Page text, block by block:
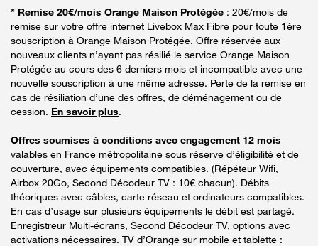
* Remise 20€/mois Orange Maison Protégée : 20€/mois de
remise sur votre offre internet Livebox Max Fibre pour toute 1ère
souscription à Orange Maison Protégée. Offre réservée aux
nouveaux clients n’ayant pas résilié le service Orange Maison
Protégée au cours des 6 derniers mois et incompatible avec une
nouvelle souscription à une même adresse. Perte de la remise en
cas de résiliation d’une des offres, de déménagement ou de
cession. En savoir plus.
Offres soumises à conditions avec engagement 12 mois
valables en France métropolitaine sous réserve d’éligibilité et de
couverture, avec équipements compatibles. (Répéteur Wifi,
Airbox 20Go, Second Décodeur TV : 10€ chacun). Débits
théoriques avec câbles, carte réseau et ordinateurs compatibles.
En cas d’usage sur plusieurs équipements le débit est partagé.
Enregistreur Multi-écrans, Second Décodeur TV, options avec
activations nécessaires. TV d’Orange sur mobile et tablette :